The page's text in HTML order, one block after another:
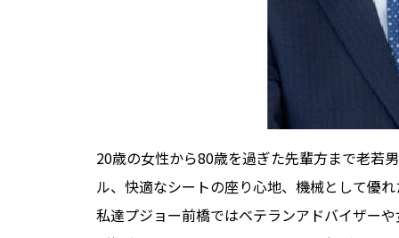
20歳の女性から80歳を過ぎた先輩方まで老若
ル、快適なシートの座り心地、機械として優
私達プジョー前橋ではベテランアドバイザー